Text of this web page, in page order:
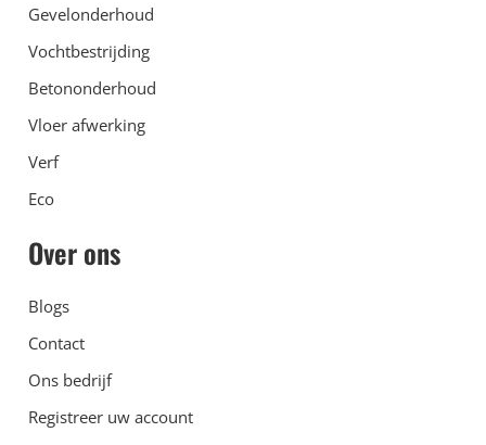
Gevelonderhoud
Vochtbestrijding
Betononderhoud
Vloer afwerking
Verf
Eco
Over ons
Blogs
Contact
Ons bedrijf
Registreer uw account